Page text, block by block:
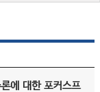
에 대한 포커스프